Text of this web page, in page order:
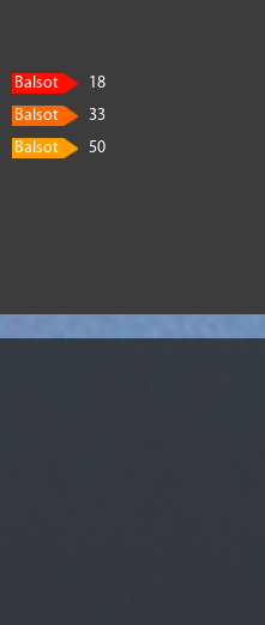
Balsot
18
Balsot
33
Balsot
50